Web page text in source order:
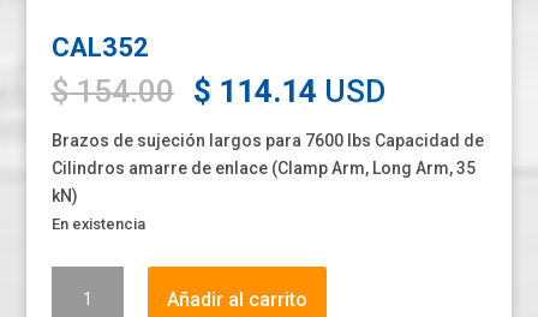
CAL352
$154.00 Original
price
was:
$ 154.00.
$ 114.14Current
is:
$ 114.14.
USD
Brazos de sujeción largos para 7600 lbs Capacidad de
Cilindros amarre de enlace (Clamp Arm, Long Arm, 35
kN)
En existencia
cantidad
Añadir al carrito